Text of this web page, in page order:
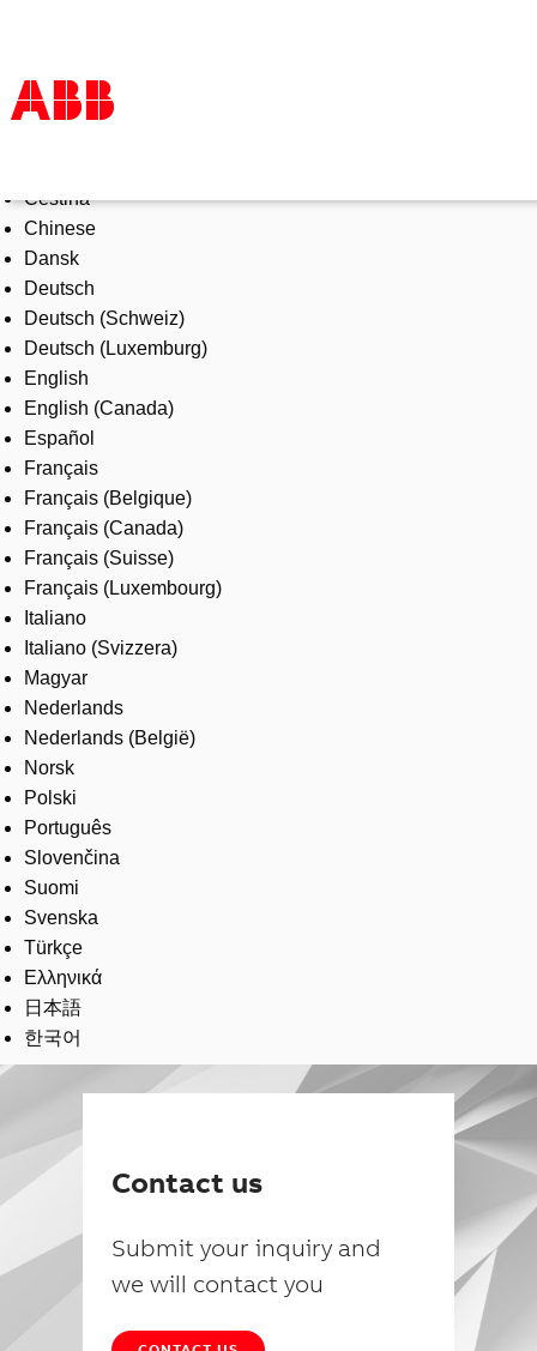
Products & Solutions
Industries
Services
About us
Where to buy
Contact us
Careers
Čeština
Chinese
Dansk
Deutsch
Deutsch (Schweiz)
Deutsch (Luxemburg)
English
English (Canada)
Español
Français
Français (Belgique)
Français (Canada)
Français (Suisse)
Français (Luxembourg)
Italiano
Italiano (Svizzera)
Magyar
Nederlands
Nederlands (België)
Norsk
Polski
Português
Slovenčina
Suomi
Svenska
Türkçe
Ελληνικά
日本語
한국어
Contact us
Submit your inquiry and
we will contact you